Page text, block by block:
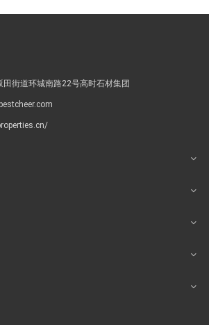
田街道环城南路22号高时石材集团